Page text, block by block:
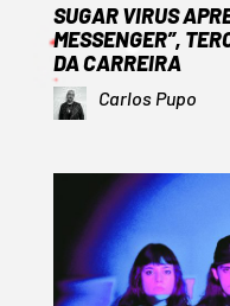
SUGAR VIRUS
MESSENGER”,
DA CARREIRA
Carlos Pupo